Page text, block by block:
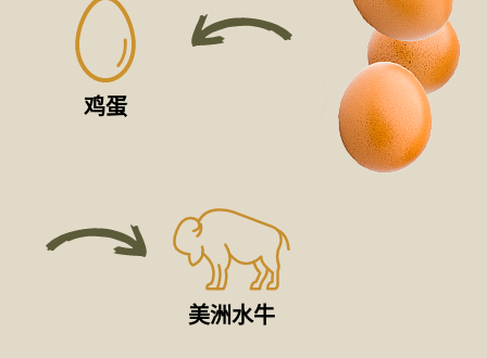
鸡蛋
美洲水牛